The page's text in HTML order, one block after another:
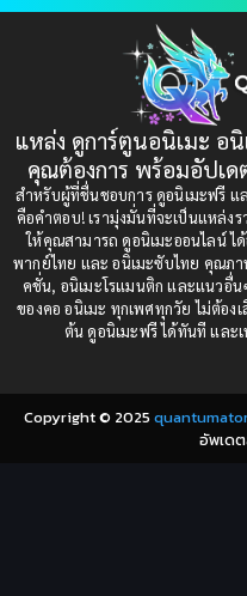
Bondage (ทาส)(1)
(1)
Censored (เซ็นเซอร์)
Comedy (ตลก)(235)
Comedy (ตลก)(85)
Comic Book การ์ตูน(1)
Coming-of-Age ก้าวผ่า
1997
1993
1991
1989
1987
1984
1982
1980
แหล่ง ดูการ์ตูนอนิเมะ อ
คุณต้องการ พร้อมอัปเ
สำหรับผู้ที่ชื่นชอบการ ดูอนิเมะฟรี แ
คือคำตอบ! เรามุ่งมั่นที่จะเป็นแหล่ง
ให้คุณสามารถ ดูอนิเมะออนไลน์ ไ
พากย์ไทย และ อนิเมะซับไทย คุณภ
คชั่น, อนิเมะโรแมนติก และแนวอื่
ของคอ อนิเมะ ทุกเพศทุกวัย ไม่ต้อง
ต้น ดูอนิเมะฟรี ได้ทันที แล
Copyright © 2025
อัพเด